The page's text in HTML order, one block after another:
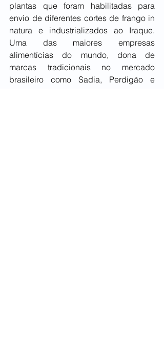
plantas que foram habilitadas para
envio de diferentes cortes de frango in
natura e industrializados ao Iraque.
Uma das maiores empresas
alimentícias do mundo, dona de
marcas tradicionais no mercado
brasileiro como Sadia, Perdigão e